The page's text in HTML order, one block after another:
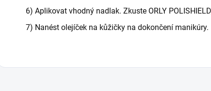
6) Aplikovat vhodný nadlak. Zkuste ORLY
7) Nanést olejíček na kůžičky na dokončení manikúry.